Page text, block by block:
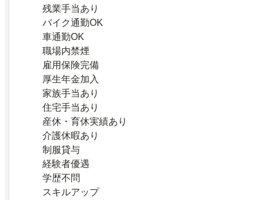
残業手当あり
バイク通勤OK
車通勤OK
職場内禁煙
雇用保険完備
厚生年金加入
家族手当あり
住宅手当あり
産休・育休実績あり
介護休暇あり
制服貸与
経験者優遇
学歴不問
スキルアップ